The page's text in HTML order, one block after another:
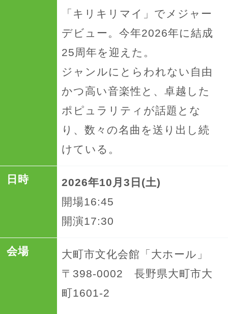
「キリキリマイ」でメジャー
デビュー。今年2026年に結成
25周年を迎えた。
ジャンルにとらわれない自由
かつ高い音楽性と、卓越した
ポピュラリティが話題とな
り、数々の名曲を送り出し続
けている。
日時
2026年10月3日(土)
開場16:45
開演17:30
会場
大町市文化会館「大ホール」
〒398-0002 長野県大町市大
町1601-2